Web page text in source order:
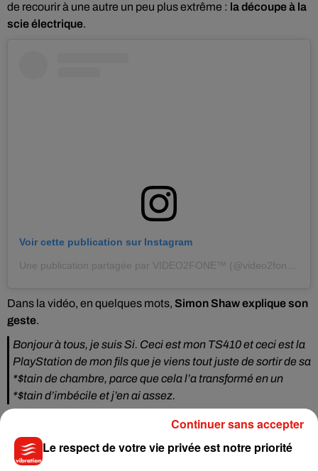
de recourir à une autre un peu plus extrême : la découpe à la
scie électrique.
Voir cette publication sur Instagram
Dans la vidéo, en quelques mots, Simon Shaw explique son
geste.
Bonjour à tous, je suis Si. Ceci est mon TS410 et ceci est la
PlayStation de mon fils que je viens tout juste de sortir de sa
*$tain de chambre, parce que cela l’a transformé en un
*$tain d’imbécile et j’en ai assez.
L’attitude du scieur divise les Internautes. Certains voient en
lui"le Père de l’année"
une nouvelle console à Noël. Même l’assistance est coupée
Le respect de votre vie privée est notre priorité
Continuer sans accepter